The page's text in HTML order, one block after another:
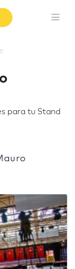
para tu Stand